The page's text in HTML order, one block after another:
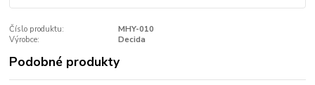
Číslo produktu:
MHY-010
Výrobce:
Decida
Podobné produkty